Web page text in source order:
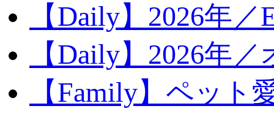
【Daily】2026年／
【Daily】2026年
【Family】ペット